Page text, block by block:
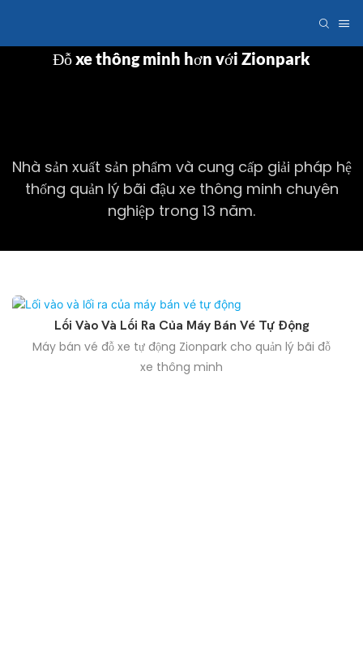
Đỗ xe thông minh hơn với Zionpark
Nhà sản xuất sản phẩm và cung cấp giải pháp hệ
thống quản lý bãi đậu xe thông minh chuyên
nghiệp trong 13 năm.
Lối Vào Và Lối Ra Của Máy Bán Vé Tự Động
Máy bán vé đỗ xe tự động Zionpark cho quản lý bãi đỗ
xe thông minh